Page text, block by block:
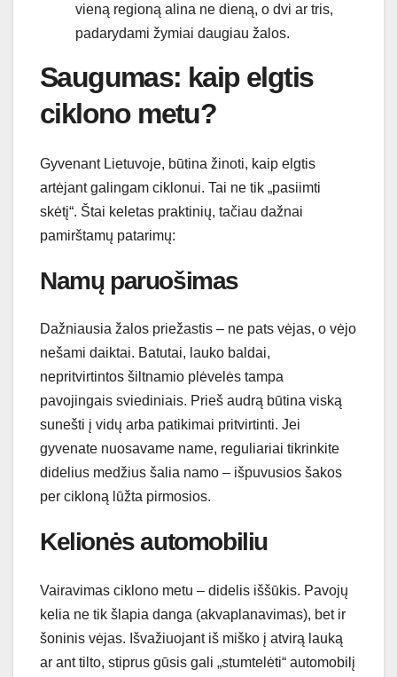
vieną regioną alina ne dieną, o dvi ar tris,
padarydami žymiai daugiau žalos.
Saugumas: kaip elgtis
ciklono metu?
Gyvenant Lietuvoje, būtina žinoti, kaip elgtis
artėjant galingam ciklonui. Tai ne tik „pasiimti
skėtį“. Štai keletas praktinių, tačiau dažnai
pamirštamų patarimų:
Namų paruošimas
Dažniausia žalos priežastis – ne pats vėjas, o vėjo
nešami daiktai. Batutai, lauko baldai,
nepritvirtintos šiltnamio plėvelės tampa
pavojingais sviediniais. Prieš audrą būtina viską
sunešti į vidų arba patikimai pritvirtinti. Jei
gyvenate nuosavame name, reguliariai tikrinkite
didelius medžius šalia namo – išpuvusios šakos
per cikloną lūžta pirmosios.
Kelionės automobiliu
Vairavimas ciklono metu – didelis iššūkis. Pavojų
kelia ne tik šlapia danga (akvaplanavimas), bet ir
šoninis vėjas. Išvažiuojant iš miško į atvirą lauką
ar ant tilto, stiprus gūsis gali „stumtelėti“ automobilį